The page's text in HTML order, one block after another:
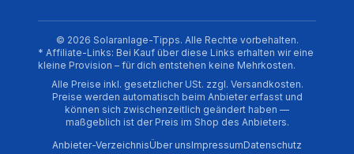
© 2026 Solaranlage-Tipps. Alle Rechte vorbehalten.
* Affiliate-Links: Bei Kauf über diese Links erhalten wir eine
kleine Provision – für dich entstehen keine Mehrkosten.
Alle Preise inkl. gesetzlicher USt. zzgl. Versandkosten.
Preise werden automatisch beim Anbieter erfasst und
können sich zwischenzeitlich geändert haben —
maßgeblich ist der Preis im Shop des Anbieters.
Anbieter-VerzeichnisÜber unsImpressumDatenschutz